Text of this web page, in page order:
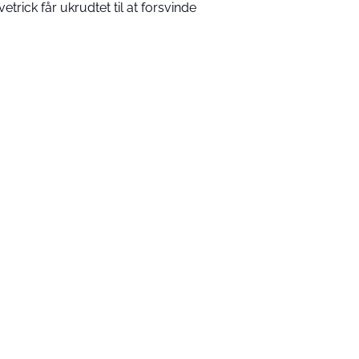
får ukrudtet til at forsvinde